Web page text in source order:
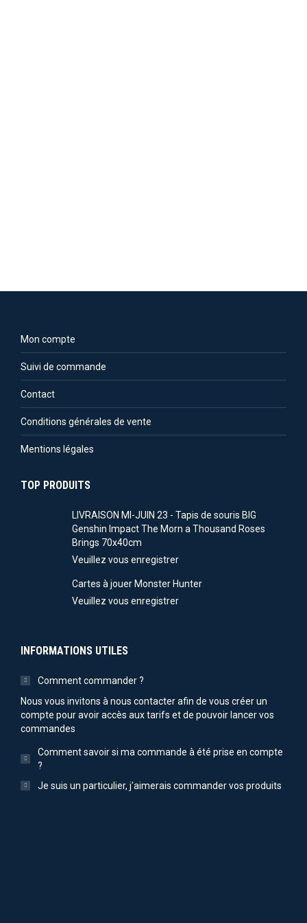
Mon compte
Suivi de commande
Contact
Conditions générales de vente
Mentions légales
TOP PRODUITS
LIVRAISON MI-JUIN 23 - Tapis de souris BIG
Genshin Impact The Morn a Thousand Roses
Brings 70x40cm
Veuillez vous enregistrer
Cartes à jouer Monster Hunter
Veuillez vous enregistrer
INFORMATIONS UTILES
Comment commander ?
Nous vous invitons à nous contacter afin de vous créer un
compte pour avoir accès aux tarifs et de pouvoir lancer vos
commandes
Comment savoir si ma commande à été prise en compte
?
Je suis un particulier, j'aimerais commander vos produits